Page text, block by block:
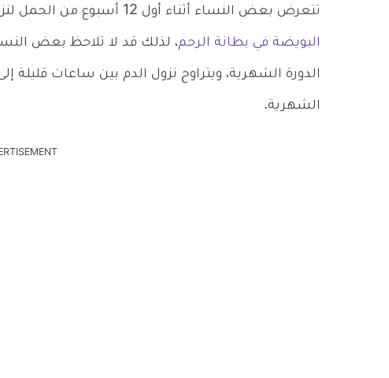
تتعرض بعض النساء أثناء أول 12 أسبوع من الحمل لنزول قطرات خفيفة من الدم، بسبب
البويضة في بطانة الرحم، لذلك قد لا تلاحظ بعض
الدورة الشهرية، ويتراوح نزول الدم بين ساعات قليلة
الشهرية.